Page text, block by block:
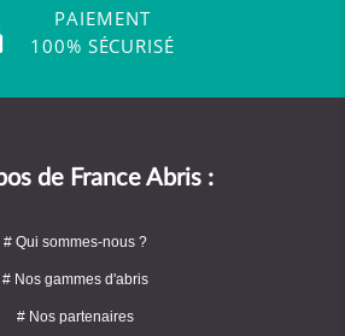
PAIEMENT
100% SÉCURISÉ
de France Abris :
# Qui sommes-nous ?
# Nos gammes d'abris
# Nos partenaires